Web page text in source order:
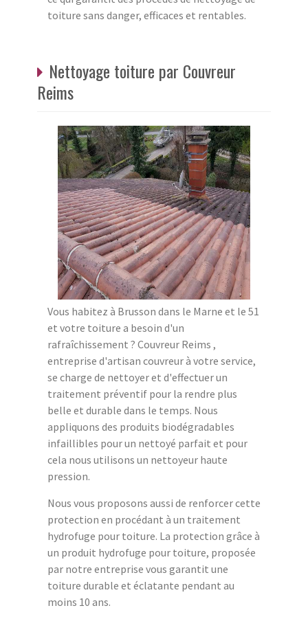
toiture sans danger, efficaces et rentables.
Nettoyage toiture par Couvreur
Reims
Vous habitez à Brusson dans le Marne et le 51
et votre toiture a besoin d'un
rafraîchissement ? Couvreur Reims ,
entreprise d'artisan couvreur à votre service,
se charge de nettoyer et d'effectuer un
traitement préventif pour la rendre plus
belle et durable dans le temps. Nous
appliquons des produits biodégradables
infaillibles pour un nettoyé parfait et pour
cela nous utilisons un nettoyeur haute
pression.
Nous vous proposons aussi de renforcer cette
protection en procédant à un traitement
hydrofuge pour toiture. La protection grâce à
un produit hydrofuge pour toiture, proposée
par notre entreprise vous garantit une
toiture durable et éclatante pendant au
moins 10 ans.